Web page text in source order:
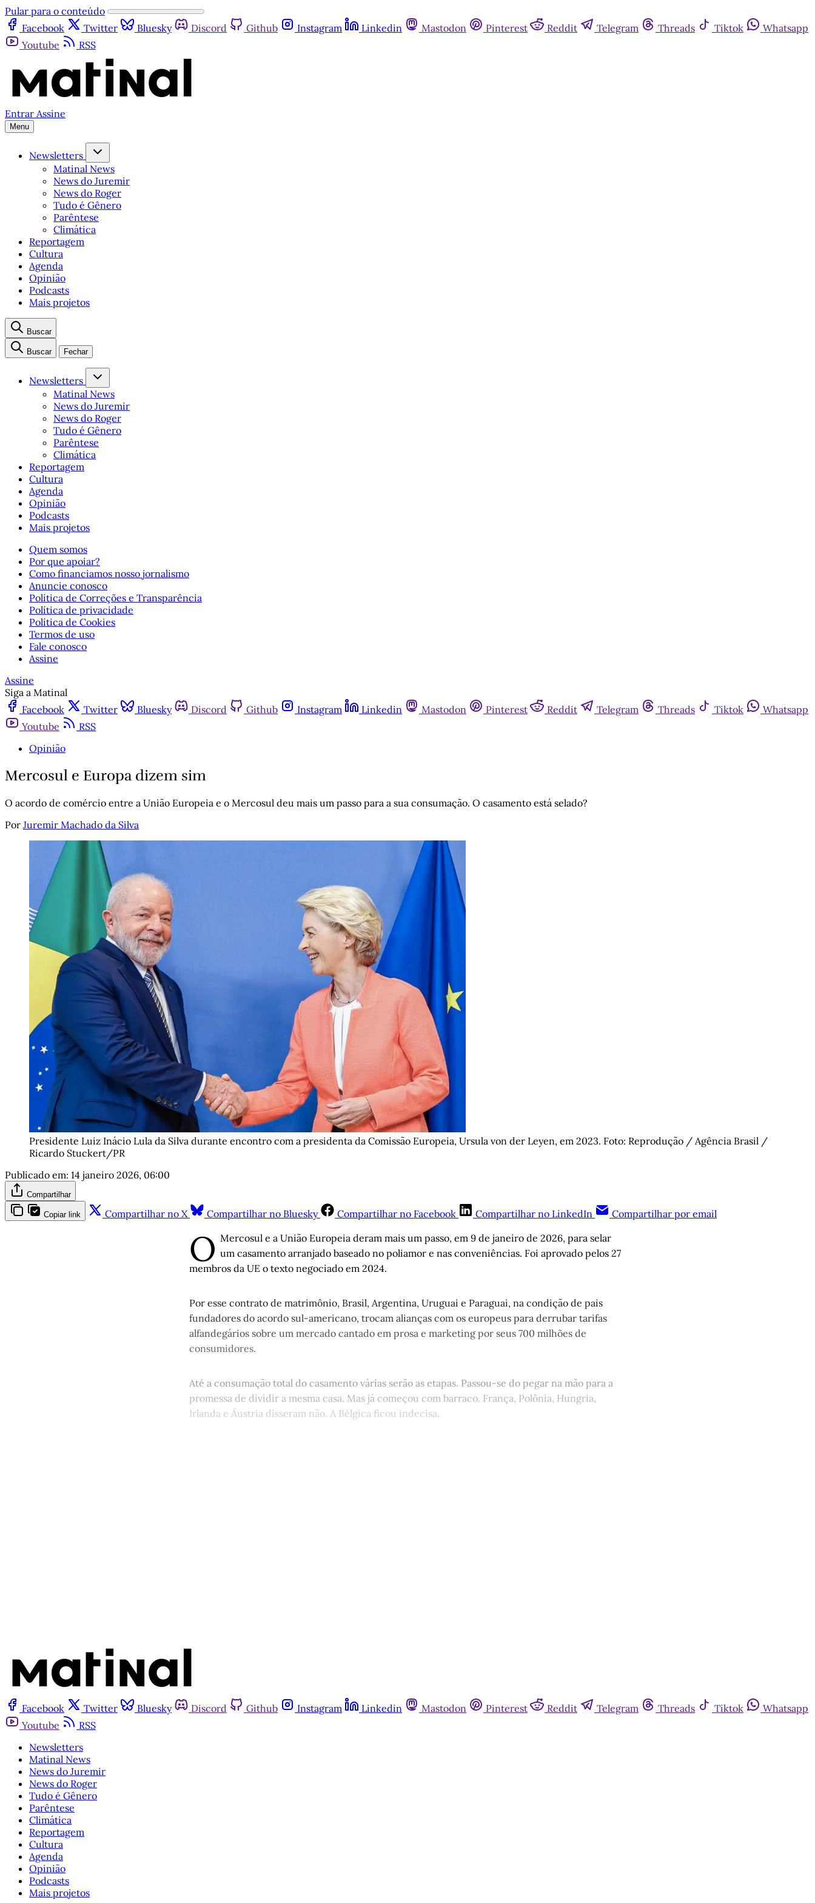
Pular para o conteúdo
Facebook
Twitter Bluesky Discord Github Instagram Linkedin Mastodon Pinterest Reddit Telegram Threads Tiktok
Whatsapp
Youtube
RSS
Entrar Assine
Menu
Newsletters
Matinal News
News do Juremir
News do Roger
Tudo é Gênero
Parêntese
Climática
Reportagem
Cultura
Agenda
Opinião
Podcasts
Mais projetos
Buscar
Buscar Fechar
Newsletters
Matinal News
News do Juremir
News do Roger
Tudo é Gênero
Parêntese
Climática
Reportagem
Cultura
Agenda
Opinião
Podcasts
Mais projetos
Quem somos
Por que apoiar?
Como financiamos nosso jornalismo
Anuncie conosco
Política de Correções e Transparência
Política de privacidade
Política de Cookies
Termos de uso
Fale conosco
Assine
Assine
Siga a Matinal
Facebook
Twitter Bluesky Discord Github Instagram Linkedin Mastodon Pinterest Reddit Telegram Threads Tiktok
Whatsapp
Youtube
RSS
Opinião
Mercosul e Europa dizem sim
O acordo de comércio entre a União Europeia e o Mercosul deu mais um passo para a sua consumação. O casamento está selado?
Por Juremir Machado da Silva
Presidente Luiz Inácio Lula da Silva durante encontro com a presidenta da Comissão Europeia, Ursula von der Leyen, em 2023. Foto: Reprodução / Agência Brasil /
Ricardo Stuckert/PR
Publicado em: 14 janeiro 2026, 06:00
Compartilhar
Copiar link Compartilhar no X Compartilhar no Bluesky Compartilhar no Facebook Compartilhar no LinkedIn Compartilhar por email
O Mercosul e a União Europeia deram mais um passo, em 9 de janeiro de 2026, para selar
um casamento arranjado baseado no poliamor e nas conveniências. Foi aprovado pelos 27
membros da UE o texto negociado em 2024.
Por esse contrato de matrimônio, Brasil, Argentina, Uruguai e Paraguai, na condição de pais
fundadores do acordo sul-americano, trocam alianças com os europeus para derrubar tarifas
alfandegários sobre um mercado cantado em prosa e marketing por seus 700 milhões de
consumidores.
Até a consumação total do casamento várias serão as etapas. Passou-se do pegar na mão para a
promessa de dividir a mesma casa. Mas já começou com barraco. França, Polônia, Hungria,
Irlanda e Áustria disseram não. A Bélgica ficou indecisa.
Facebook Twitter Bluesky Discord Github Instagram Linkedin Mastodon Pinterest Reddit Telegram Threads Tiktok
Whatsapp
Youtube
RSS
Newsletters
Matinal News
News do Juremir
News do Roger
Tudo é Gênero
Parêntese
Climática
Reportagem
Cultura
Agenda
Opinião
Podcasts
Mais projetos